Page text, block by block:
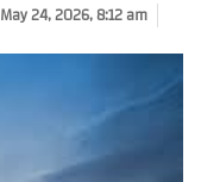
May 24, 2026, 8:12 am